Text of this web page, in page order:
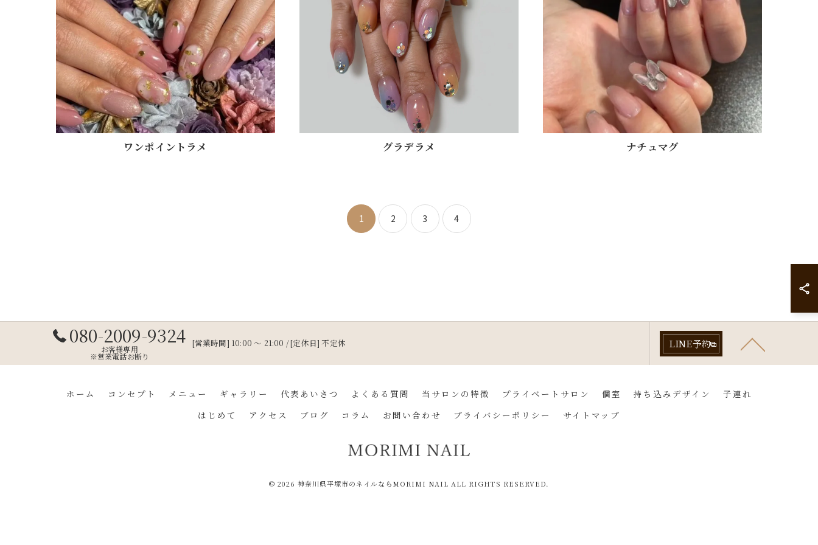
ワンポイントラメ グラデラメ ナチュマグ
1 2 3 4
080-2009-9324
お客様専用
※営業電話お断り
[営業時間] 10:00 ～ 21:00 / [定休日] 不定休 LINE予約
ホーム コンセプト メニュー ギャラリー 代表あいさつ よくある質問 当サロンの特徴 プライベートサロン 個室 持ち込みデザイン
子連れ
はじめて
アクセス ブログ コラム お問い合わせ プライバシーポリシー サイトマップ
© 2026 神奈川県平塚市のネイルならMORIMI NAIL ALL RIGHTS RESERVED.